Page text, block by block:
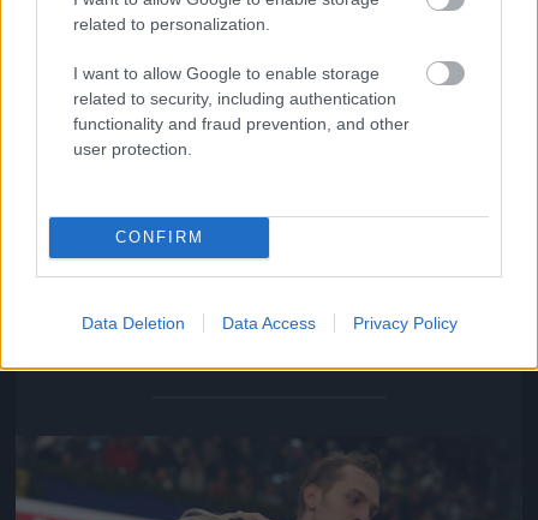
related to personalization.
I want to allow Google to enable storage
related to security, including authentication
functionality and fraud prevention, and other
user protection.
CONFIRM
Data Deletion Data Access Privacy Policy
tagja echte New York-i, de megoldotta a problémát.
Jön még kép!